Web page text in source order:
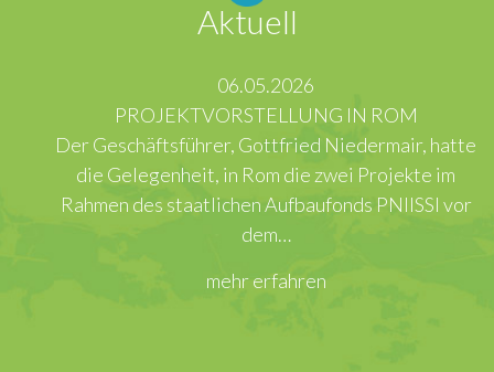
Aktuell
06.05.2026
PROJEKTVORSTELLUNG IN ROM
Der Geschäftsführer, Gottfried Niedermair, hatte
die Gelegenheit, in Rom die zwei Projekte im
Rahmen des staatlichen Aufbaufonds PNIISSI vor
dem…
mehr erfahren